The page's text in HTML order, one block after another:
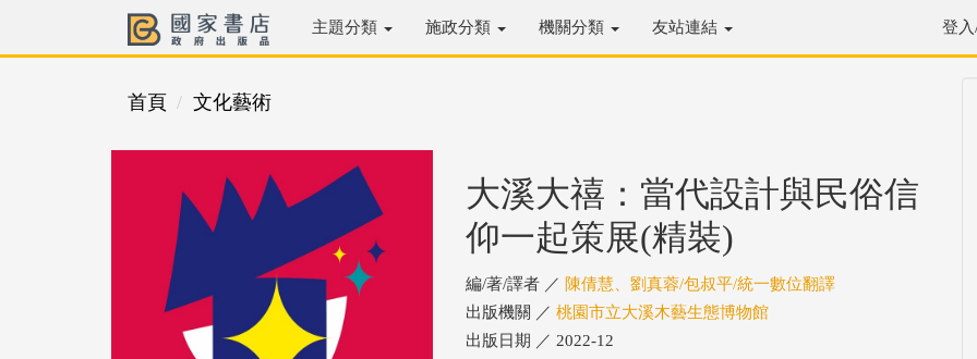
主題分類 施政分類 機關分類 友站連結 登
首頁 文化藝術
大溪大禧：當代設計與民俗信
仰一起策展(精裝)
編/著/譯者 ／ 陳倩慧、劉真蓉/包叔平/統一數位翻譯
出版機關 ／ 桃園市立大溪木藝生態博物館
出版日期 ／ 2022-12